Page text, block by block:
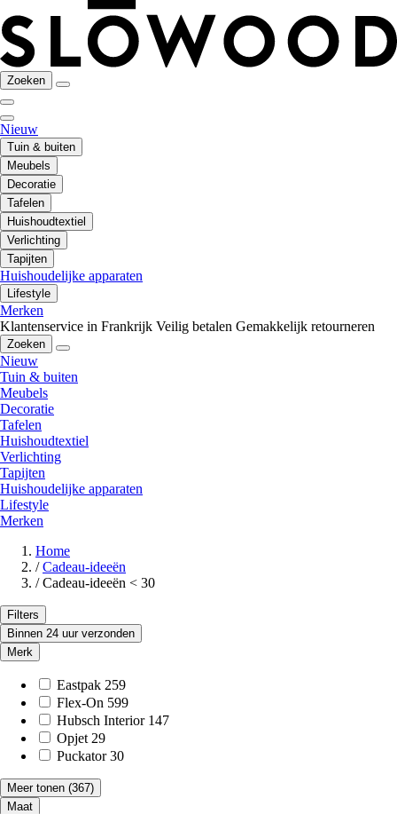
Zoeken
Nieuw
Tuin & buiten
Meubels
Decoratie
Tafelen
Huishoudtextiel
Verlichting
Tapijten
Huishoudelijke apparaten
Lifestyle
Merken
Klantenservice in Frankrijk Veilig betalen Gemakkelijk retourneren
Zoeken
Nieuw
Tuin & buiten
Meubels
Decoratie
Tafelen
Huishoudtextiel
Verlichting
Tapijten
Huishoudelijke apparaten
Lifestyle
Merken
Home
/ Cadeau-ideeën
/ Cadeau-ideeën < 30
Filters
Binnen 24 uur verzonden
Merk
Eastpak 259
Flex-On 599
Hubsch Interior 147
Opjet 29
Puckator 30
Meer tonen (367)
Maat